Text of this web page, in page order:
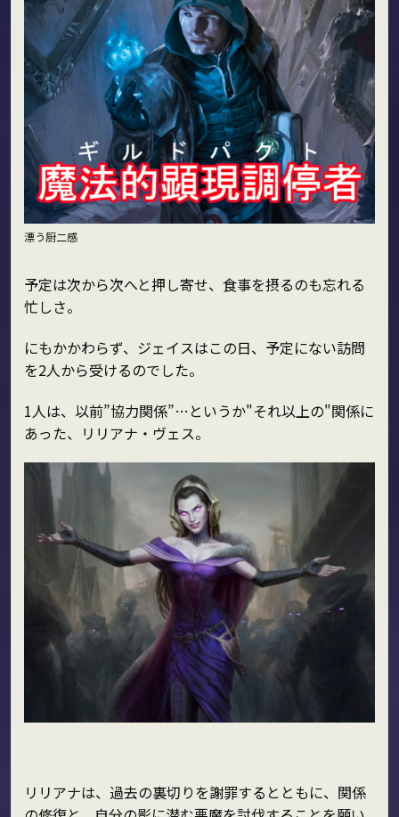
漂う厨二感
予定は次から次へと押し寄せ、食事を摂るのも忘れる
忙しさ。
にもかかわらず、ジェイスはこの日、予定にない訪問
を2人から受けるのでした。
1人は、以前”協力関係”…というか"それ以上の"関係に
あった、リリアナ・ヴェス。
リリアナは、過去の裏切りを謝罪するとともに、関係